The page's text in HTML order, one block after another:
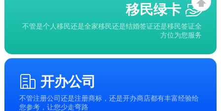
移民绿卡
不管是个人移民还是全家移民还是结婚签证还是移民签证全
方位为您服务
开办公司
不管注册公司还是注册商标，还是开办商店都有丰富经验给
您参考，让您少走弯路